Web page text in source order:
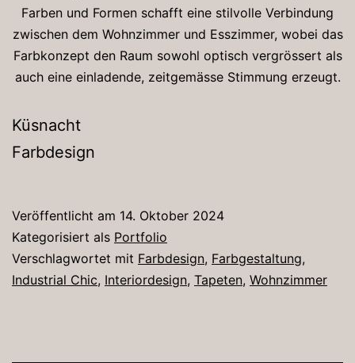
Farben und Formen schafft eine stilvolle Verbindung
zwischen dem Wohnzimmer und Esszimmer, wobei das
Farbkonzept den Raum sowohl optisch vergrössert als
auch eine einladende, zeitgemässe Stimmung erzeugt.
Küsnacht
Farbdesign
Veröffentlicht am 14. Oktober 2024
Kategorisiert als Portfolio
Verschlagwortet mit Farbdesign, Farbgestaltung,
Industrial Chic, Interiordesign, Tapeten, Wohnzimmer